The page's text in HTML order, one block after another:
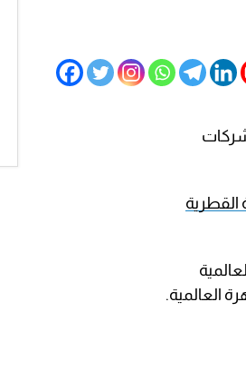
شركات
القطرية
العالمية.